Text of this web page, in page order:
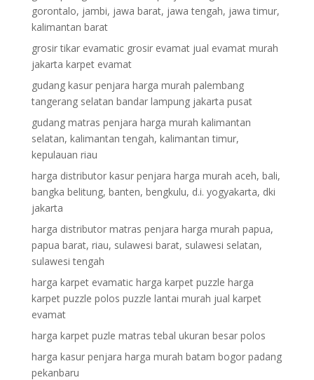
gorontalo, jambi, jawa barat, jawa tengah, jawa timur,
kalimantan barat
grosir tikar evamatic grosir evamat jual evamat murah
jakarta karpet evamat
gudang kasur penjara harga murah palembang
tangerang selatan bandar lampung jakarta pusat
gudang matras penjara harga murah kalimantan
selatan, kalimantan tengah, kalimantan timur,
kepulauan riau
harga distributor kasur penjara harga murah aceh, bali,
bangka belitung, banten, bengkulu, d.i. yogyakarta, dki
jakarta
harga distributor matras penjara harga murah papua,
papua barat, riau, sulawesi barat, sulawesi selatan,
sulawesi tengah
harga karpet evamatic harga karpet puzzle harga
karpet puzzle polos puzzle lantai murah jual karpet
evamat
harga karpet puzle matras tebal ukuran besar polos
harga kasur penjara harga murah batam bogor padang
pekanbaru